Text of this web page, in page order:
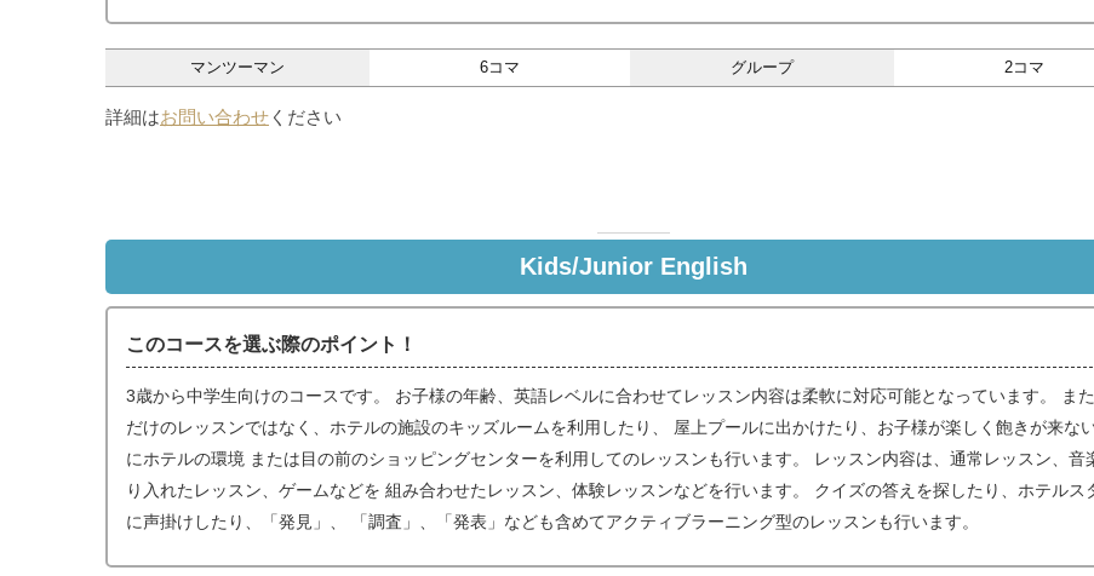
マンツーマン 6コマ グループ 2コマ
詳細はお問い合わせ ください
Kids/Junior English
このコースを選ぶ際のポイント！
3歳から中学生向けのコースです。 お子様の年齢、英語レベルに合わせてレッスン内容は柔軟に対応可能となっています。 ま
だけのレッスンではなく、ホテルの施設のキッズルームを利用したり、 屋上プールに出かけたり、お子様が楽しく飽きが来な
にホテルの環境 または目の前のショッピングセンターを利用してのレッスンも行います。 レッスン内容は、通常レッスン、音
り入れたレッスン、ゲームなどを 組み合わせたレッスン、体験レッスンなどを行います。 クイズの答えを探したり、ホテルス
に声掛けしたり、「発見」、 「調査」、「発表」なども含めてアクティブラーニング型のレッスンも行います。